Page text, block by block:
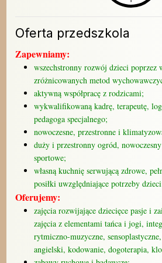
Oferta przedszkola
Zapewniamy:
wszechstronny rozwój dzieci poprzez
zróżnicowanych metod
aktywną współpracę z rodzicami;
wykwalifikowaną kadrę, terapeutę,
pedagoga specjalnego;
nowoczesne, przestronne i
duży i przestronny ogród,
sportowe;
własną kuchnię serwującą zdrowe,
posiłki uwzględniające potrzeby
Oferujemy:
zajęcia rozwijające dziecięce pasje i
zajęcia z elementami tańca i jogi,
rytmiczno-muzyczne,
angielski, kodowanie, dogoterapia,